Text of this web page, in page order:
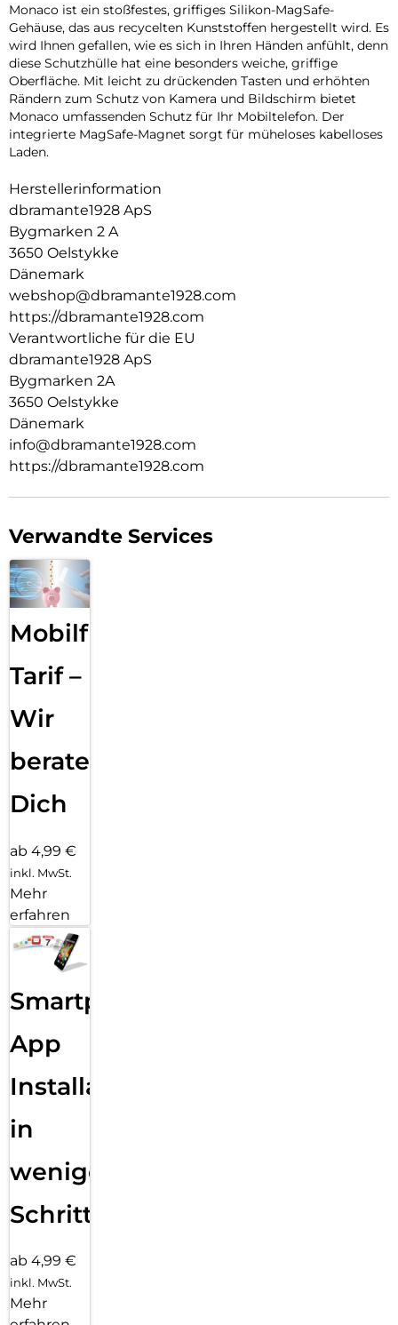
Monaco ist ein stoßfestes, griffiges Silikon-MagSafe-
Gehäuse, das aus recycelten Kunststoffen hergestellt wird. Es
wird Ihnen gefallen, wie es sich in Ihren Händen anfühlt, denn
diese Schutzhülle hat eine besonders weiche, griffige
Oberfläche. Mit leicht zu drückenden Tasten und erhöhten
Rändern zum Schutz von Kamera und Bildschirm bietet
Monaco umfassenden Schutz für Ihr Mobiltelefon. Der
integrierte MagSafe-Magnet sorgt für müheloses kabelloses
Laden.
Herstellerinformation
dbramante1928 ApS
Bygmarken 2 A
3650 Oelstykke
Dänemark
webshop@dbramante1928.com
https://dbramante1928.com
Verantwortliche für die EU
dbramante1928 ApS
Bygmarken 2A
3650 Oelstykke
Dänemark
info@dbramante1928.com
https://dbramante1928.com
Verwandte Services
Mobilfunk
Tarif –
Wir
beraten
Dich
ab 4,99 €
inkl. MwSt.
Mehr
erfahren
Smartphone
App
Installation
in
wenigen
Schritten
ab 4,99 €
inkl. MwSt.
Mehr